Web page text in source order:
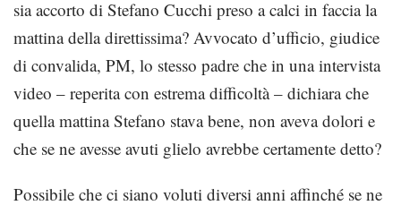
sia accorto di Stefano Cucchi preso a calci in faccia la
mattina della direttissima? Avvocato d’ufficio, giudice
di convalida, PM, lo stesso padre che in una intervista
video – reperita con estrema difficoltà – dichiara che
quella mattina Stefano stava bene, non aveva dolori e
che se ne avesse avuti glielo avrebbe certamente detto?
Possibile che ci siano voluti diversi anni affinché se ne